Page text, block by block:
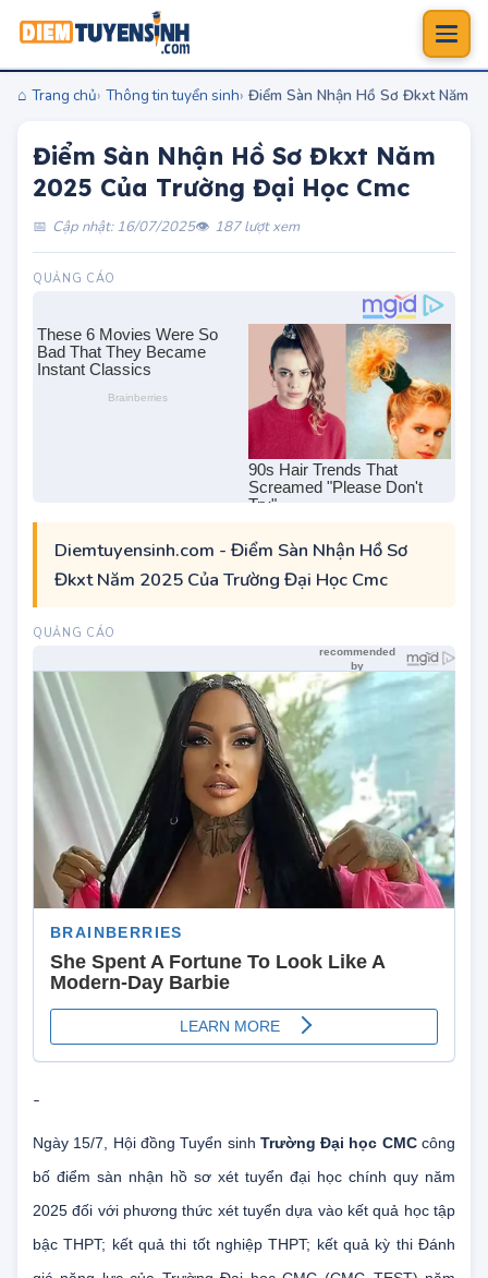
Trang chủ Thông tin tuyển sinh Điểm Sàn Nhận Hồ Sơ Đkxt Năm
Điểm Sàn Nhận Hồ Sơ Đkxt Năm
2025 Của Trường Đại Học Cmc
Cập nhật: 16/07/2025 187 lượt xem
Diemtuyensinh.com - Điểm Sàn Nhận Hồ Sơ
Đkxt Năm 2025 Của Trường Đại Học Cmc
-
Ngày 15/7, Hội đồng Tuyển sinhTrường Đại học CMC
bố điểm sàn nhận hồ sơ xét tuyển đại học chính quy năm
2025 đối với phương thức xét tuyển dựa vào kết quả học tập